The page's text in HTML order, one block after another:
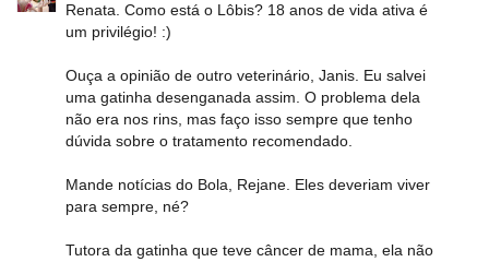
Renata. Como está o Lôbis? 18 anos de vida ativa é
um privilégio! :)
Ouça a opinião de outro veterinário, Janis. Eu salvei
uma gatinha desenganada assim. O problema dela
não era nos rins, mas faço isso sempre que tenho
dúvida sobre o tratamento recomendado.
Mande notícias do Bola, Rejane. Eles deveriam viver
para sempre, né?
Tutora da gatinha que teve câncer de mama, ela não